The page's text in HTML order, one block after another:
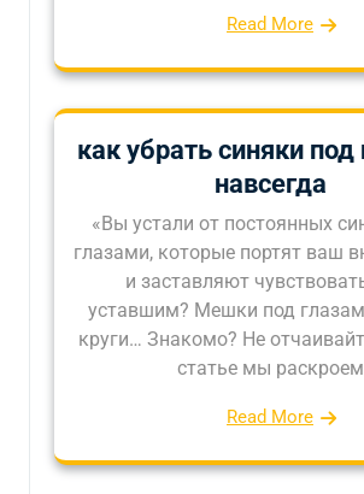
Read More
как убрать синяки под
навсегда
«Вы устали от постоянных
глазами, которые портят ваш
и заставляют
уставшим? Мешки под
круги… Знакомо? Не
статье мы раскроем
Read More